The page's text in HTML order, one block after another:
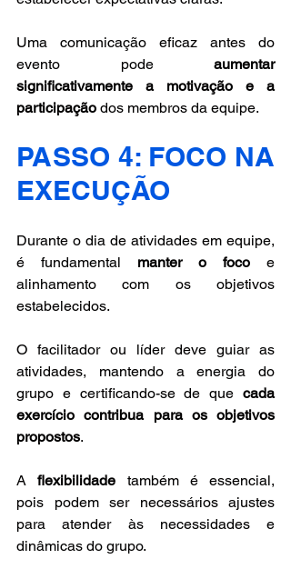
Uma comunicação eficaz antes do
evento pode aumentar
significativamente a motivação e a
participação dos membros da equipe.
PASSO 4: FOCO NA
EXECUÇÃO
Durante o dia de atividades em equipe,
é fundamental manter o foco e
alinhamento com os objetivos
estabelecidos.
O facilitador ou líder deve guiar as
atividades, mantendo a energia do
grupo e certificando-se de que cada
exercício contribua para os objetivos
propostos.
A flexibilidade também é essencial,
pois podem ser necessários ajustes
para atender às necessidades e
dinâmicas do grupo.